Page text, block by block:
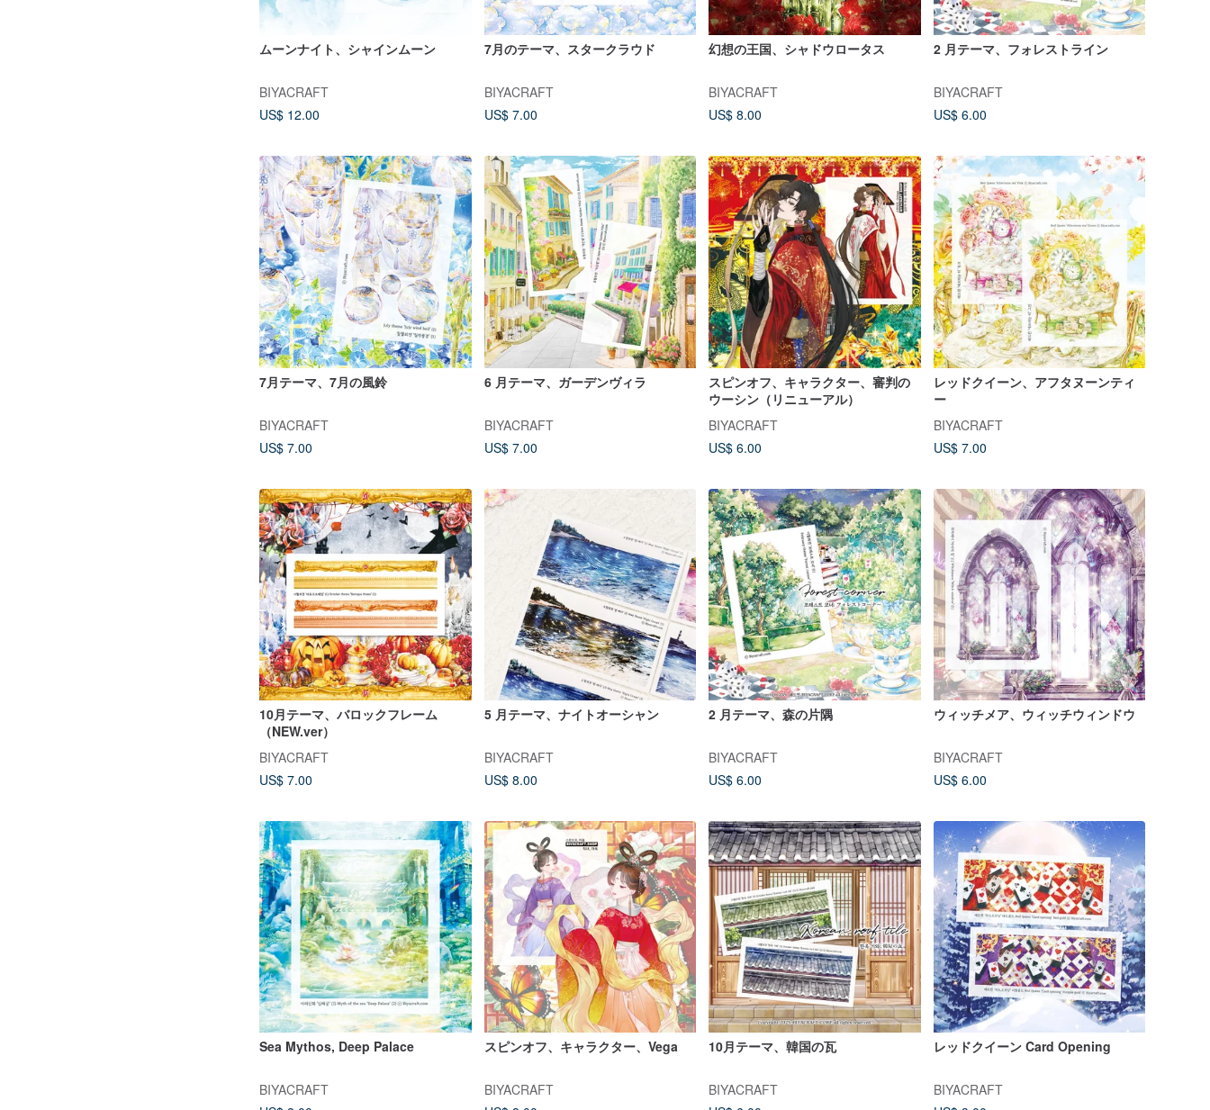
ムーンナイト、シャインムーン
BIYACRAFT
US$ 12.00
7月のテーマ、スタークラウド
BIYACRAFT
US$ 7.00
幻想の王国、シャドウロータス
BIYACRAFT
US$ 8.00
2 月テーマ、フォレストライン
BIYACRAFT
US$ 6.00
7月テーマ、7月の風鈴
BIYACRAFT
US$ 7.00
6 月テーマ、ガーデンヴィラ
BIYACRAFT
US$ 7.00
スピンオフ、キャラクター、審判の
ウーシン（リニューアル）
BIYACRAFT
US$ 6.00
レッドクイーン、アフタヌーンティ
ー
BIYACRAFT
US$ 7.00
10月テーマ、バロックフレーム
（NEW.ver）
BIYACRAFT
US$ 7.00
5 月テーマ、ナイトオーシャン
BIYACRAFT
US$ 8.00
2 月テーマ、森の片隅
BIYACRAFT
US$ 6.00
ウィッチメア、ウィッチウィンドウ
BIYACRAFT
US$ 6.00
Sea Mythos, Deep Palace
BIYACRAFT
スピンオフ、キャラクター、Vega
BIYACRAFT
10月テーマ、韓国の瓦
BIYACRAFT
レッドクイーン Card Opening
BIYACRAFT